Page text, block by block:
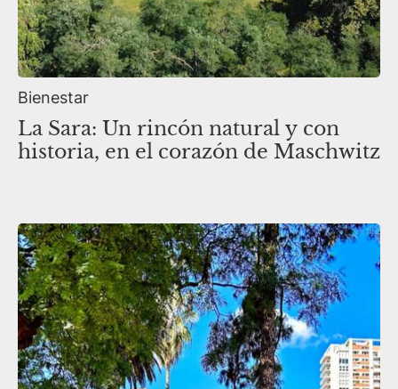
Bienestar
La Sara: Un rincón natural y con
historia, en el corazón de Maschwitz